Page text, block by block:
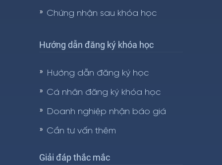
Chứng nhận sau khóa học
Hướng dẫn đăng ký khóa học
Hướng dẫn đăng ký học
Cá nhân đăng ký khóa học
Doanh nghiệp nhận báo giá
Cần tư vấn thêm
Giải đáp thắc mắc